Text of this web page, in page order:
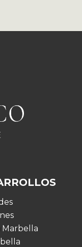
Marbella